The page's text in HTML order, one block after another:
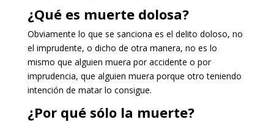
¿Qué es muerte dolosa?
Obviamente lo que se sanciona es el delito doloso, no
el imprudente, o dicho de otra manera, no es lo
mismo que alguien muera por accidente o por
imprudencia, que alguien muera porque otro teniendo
intención de matar lo consigue.
¿Por qué sólo la muerte?